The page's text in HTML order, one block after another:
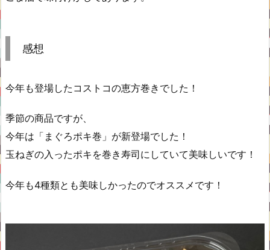
感想
今年も登場したコストコの恵方巻きでした！
季節の商品ですが、
今年は「まぐろポキ巻」が新登場でした！
玉ねぎの入ったポキを巻き寿司にしていて美味しいです！
今年も4種類とも美味しかったのでオススメです！